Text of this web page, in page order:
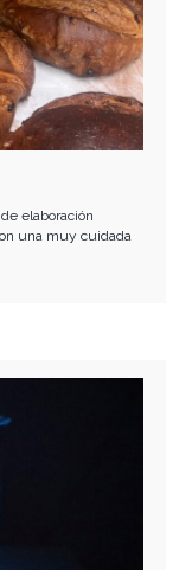
elaboración
una muy cuidada